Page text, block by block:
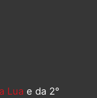
Lua e da 2°